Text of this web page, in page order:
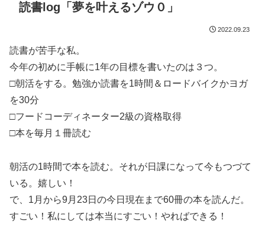
読書log「夢を叶えるゾウ０」
2022.09.23
読書が苦手な私。
今年の初めに手帳に1年の目標を書いたのは３つ。
□朝活をする。勉強か読書を1時間＆ロードバイクかヨガ
を30分
□フードコーディネーター2級の資格取得
□本を毎月１冊読む
朝活の1時間で本を読む。それが日課になって今もつづて
いる。嬉しい！
で、1月から9月23日の今日現在まで60冊の本を読んだ。
すごい！私にしては本当にすごい！やればできる！